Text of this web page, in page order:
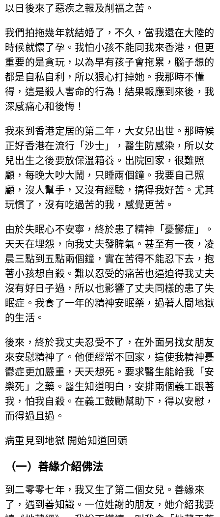
以日後來了惡疾之報及削福之苦。
我們拍拖幾年就結婚了，不久，當我還在大陸的
時候就懷了孕。我怕小孩不能同我來香港，但更
重要的是貪玩，以為早有孩子會拖累，腦子想的
都是自私自利，所以狠心打掉她。我那時不懂
得，這是殺人害命的行為！結果報應到來後，我
深感痛心和後悔！
我來到香港定居的第二年，大女兒出世。那時候
正好香港在流行「沙士」，醫生防感染，所以女
兒出生之後要放保溫箱養。出院回家，很難照
顧，每晚大吵大鬧，只睡兩個鐘。我要自己照
顧，沒人幫手，又沒有經驗，搞得我好苦。尤其
玩慣了，沒有吃過苦的我，感覺更苦。
由於失眠心不安寧，終於患了精神「憂鬱症」。
天天在埋怨，向我丈夫發脾氣。甚至有一夜，凌
晨三點到五點兩個鐘，實在苦得不能忍下去，抱
著小孩想自殺。難以忍受的痛苦也逼迫得我丈夫
沒有好日子過，所以也影響了丈夫同樣的患了失
眠症。我食了一年的精神安眠藥，過著人間地獄
的生活。
後來，終於我丈夫忍受不了，在外面另找女朋友
來安慰精神了。他便經常不回家，這使我精神憂
鬱症更加嚴重，天天想死。要求醫生能給我「安
樂死」之藥。醫生知道明白，安排兩個義工跟著
我，怕我自殺。在義工鼓勵幫助下，得以安慰，
而得過且過。
病重見到地獄 開始知道回頭
（一）善緣介紹佛法
到二零零七年，我又生了第二個女兒。善緣來
了，遇到善知識。一位姓謝的朋友，她介紹我要